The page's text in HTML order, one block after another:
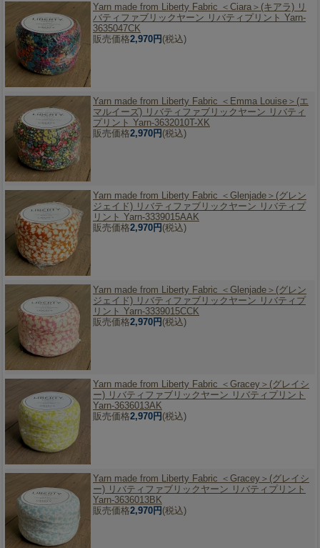
Yarn made from Liberty Fabric ＜Ciara＞(キアラ) リ
バティファブリックヤーン リバティプリント Yarn-
3635047CK
販売価格2,970円 (税込)
Yarn made from Liberty Fabric ＜Emma Louise＞(エ
マルイーズ) リバティファブリックヤーン リバティ
プリント Yarn-3632010T-XK
販売価格2,970円 (税込)
Yarn made from Liberty Fabric ＜Glenjade＞(グレン
ジェイド) リバティファブリックヤーン リバティプ
リント Yarn-3339015AAK
販売価格2,970円 (税込)
Yarn made from Liberty Fabric ＜Glenjade＞(グレン
ジェイド) リバティファブリックヤーン リバティプ
リント Yarn-3339015CCK
販売価格2,970円 (税込)
Yarn made from Liberty Fabric ＜Gracey＞(グレイシ
ー) リバティファブリックヤーン リバティプリント
Yarn-3636013AK
販売価格2,970円 (税込)
Yarn made from Liberty Fabric ＜Gracey＞(グレイシ
ー) リバティファブリックヤーン リバティプリント
Yarn-3636013BK
販売価格2,970円 (税込)